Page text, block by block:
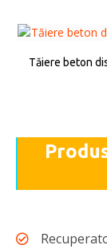
Tăiere beton